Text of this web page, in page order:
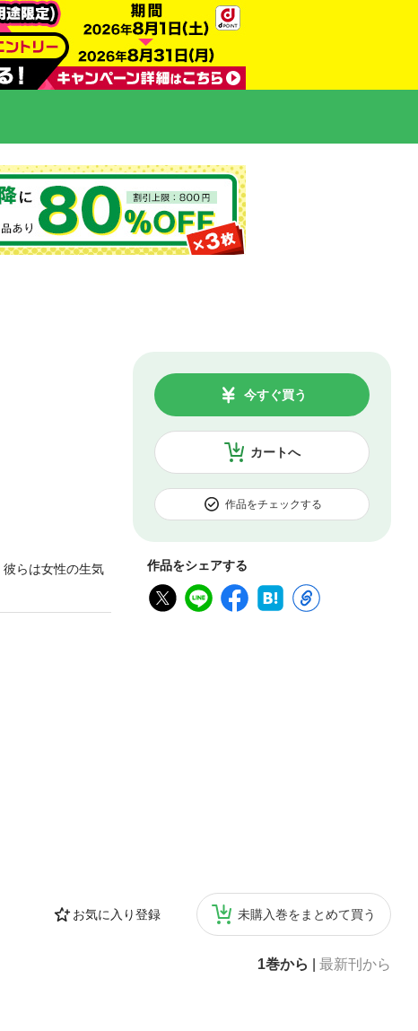
カートへ
今すぐ買う
作品をチェックする
作品をシェアする
お気に入り登録 未購入巻をまとめて買う
1巻から 最新刊から
らは女性の生気